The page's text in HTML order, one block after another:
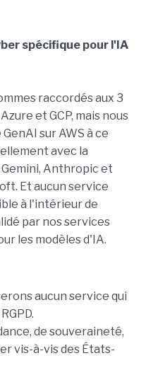
spécifique pour l'IA
raccordés aux 3
et GCP, mais nous
sur AWS à ce
avec la
Anthropic et
Et aucun service
à l'intérieur de
par nos services
les modèles d'IA.
aucun service qui
de souveraineté,
vis-à-vis des États-